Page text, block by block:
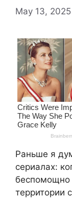
May 13, 2025
Раньше я
сериалах:
беспомощно
территории